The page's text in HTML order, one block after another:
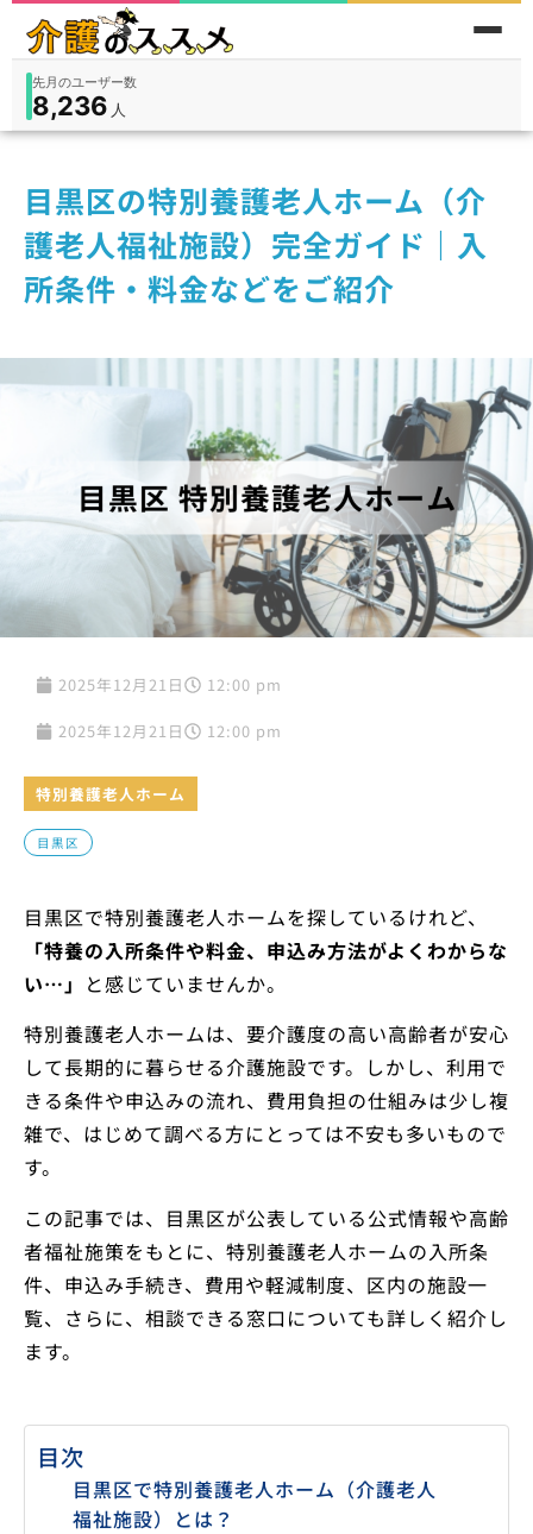
在宅9,360入所3,194
人
累計問い合わせ数
185件
目黒区の特別養護老人ホーム（介
護老人福祉施設）完全ガイド｜入
所条件・料金などをご紹介
2025年12月21日 12:00 pm
2025年12月21日 12:00 pm
特別養護老人ホーム
目黒区
目黒区で特別養護老人ホームを探しているけれど、
「特養の入所条件や料金、申込み方法がよくわからな
い…」 と感じていませんか。
特別養護老人ホームは、要介護度の高い高齢者が安心
して長期的に暮らせる介護施設です。しかし、利用で
きる条件や申込みの流れ、費用負担の仕組みは少し複
雑で、はじめて調べる方にとっては不安も多いもので
す。
この記事では、目黒区が公表している公式情報や高齢
者福祉施策をもとに、特別養護老人ホームの入所条
件、申込み手続き、費用や軽減制度、区内の施設一
覧、さらに、相談できる窓口についても詳しく紹介し
ます。
目次
目黒区で特別養護老人ホーム（介護老人
福祉施設）とは？